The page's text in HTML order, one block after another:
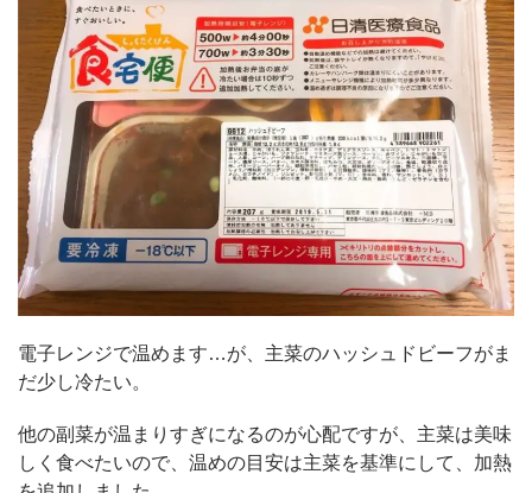
電子レンジで温めます…が、主菜のハッシュドビーフがま
だ少し冷たい。
他の副菜が温まりすぎになるのが心配ですが、主菜は美味
しく食べたいので、温めの目安は主菜を基準にして、加熱